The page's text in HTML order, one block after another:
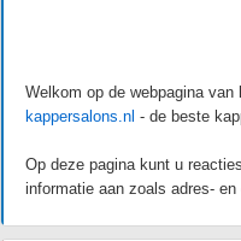
Welkom op de webpagina van
kappersalons.nl - de beste
Op deze pagina kunt u
informatie aan zoals adres-